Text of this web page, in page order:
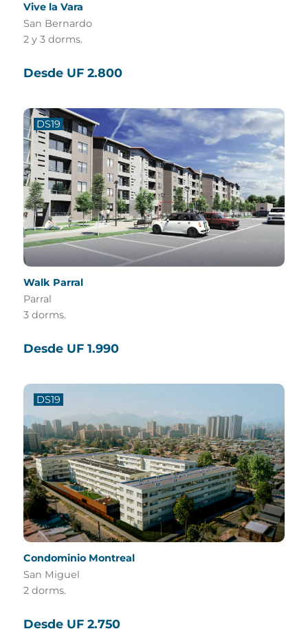
Vive la Vara
San Bernardo
2 y 3 dorms.
Desde UF 2.800
DS19
Walk Parral
Parral
3 dorms.
Desde UF 1.990
DS19
Condominio Montreal
San Miguel
2 dorms.
Desde UF 2.750